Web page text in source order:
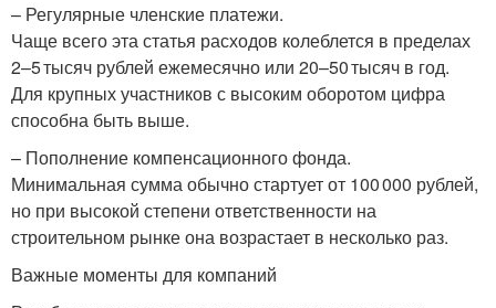
– Регулярные членские платежи.
Чаще всего эта статья расходов колеблется в пределах
2–5 тысяч рублей ежемесячно или 20–50 тысяч в год.
Для крупных участников с высоким оборотом цифра
способна быть выше.
– Пополнение компенсационного фонда.
Минимальная сумма обычно стартует от 100 000 рублей,
но при высокой степени ответственности на
строительном рынке она возрастает в несколько раз.
Важные моменты для компаний